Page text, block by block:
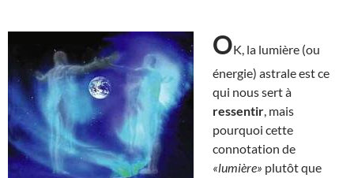
OK, la lumière (ou
énergie) astrale est ce
qui nous sert à
ressentir , mais
pourquoi cette
connotation de
«lumière» plutôt que